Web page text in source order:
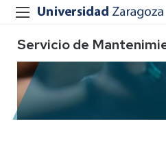
Servicio de